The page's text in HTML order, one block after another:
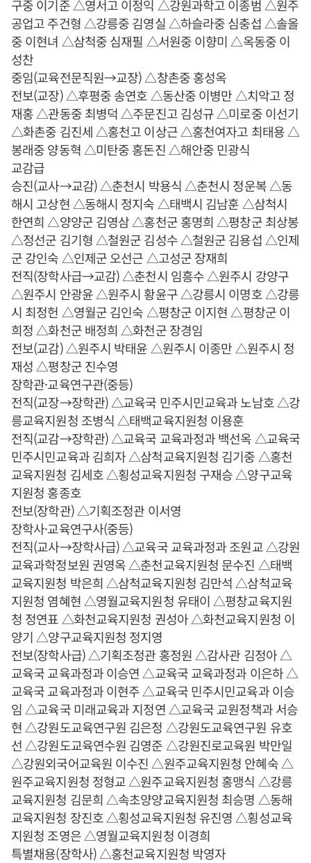
구중 이기준 △영서고 이정익 △강원과학고 이종범 △원주
공업고 주건형 △강릉중 김영실 △하슬라중 심충섭 △솔올
중 이현녀 △삼척중 심재필 △서원중 이향미 △옥동중 이
성찬
중임(교육전문직원→교장) △창촌중 홍성옥
전보(교장) △후평중 송연호 △동산중 이병만 △치악고 정
재홍 △관동중 최병덕 △주문진고 김성규 △미로중 이선기
△화촌중 김진세 △홍천고 이상근 △홍천여자고 최태용 △
봉래중 양동혁 △미탄중 홍돈진 △해안중 민광식
교감급
승진(교사→교감) △춘천시 박용식 △춘천시 정운복 △동
해시 고상현 △동해시 정지숙 △태백시 김남훈 △삼척시
한연희 △양양군 김영삼 △홍천군 홍명희 △평창군 최상봉
△정선군 김기형 △철원군 김성수 △철원군 김용섭 △인제
군 강인숙 △인제군 오선근 △고성군 장재희
전직(장학사급→교감) △춘천시 임흥수 △원주시 강양구
△원주시 안광윤 △원주시 황윤구 △강릉시 이명호 △강릉
시 최정헌 △영월군 김인숙 △평창군 이지현 △평창군 이
희정 △화천군 배정희 △화천군 장경임
전보(교감) △원주시 박태윤 △원주시 이종만 △원주시 정
재성 △평창군 진수영
장학관·교육연구관(중등)
전직(교장→장학관) △교육국 민주시민교육과 노남호 △강
릉교육지원청 조병식 △태백교육지원청 이용훈
전직(교감→장학관) △교육국 교육과정과 백선옥 △교육국
민주시민교육과 김희자 △삼척교육지원청 김기중 △홍천
교육지원청 김세호 △횡성교육지원청 구재승 △양구교육
지원청 홍종호
전보(장학관) △기획조정관 이서영
장학사·교육연구사(중등)
전직(교사→장학사급) △교육국 교육과정과 조원교 △강원
교육과학정보원 권영옥 △춘천교육지원청 문수진 △태백
교육지원청 박은희 △삼척교육지원청 김만석 △삼척교육
지원청 염혜현 △영월교육지원청 유태이 △평창교육지원
청 정연표 △화천교육지원청 권성아 △화천교육지원청 이
양기 △양구교육지원청 정지영
전보(장학사급) △기획조정관 홍정원 △감사관 김정아 △
교육국 교육과정과 이승연 △교육국 교육과정과 이은하 △
교육국 교육과정과 이현주 △교육국 민주시민교육과 이승
임 △교육국 미래교육과 지정연 △교육국 교원정책과 서승
현 △강원도교육연구원 김은정 △강원도교육연구원 유호
선 △강원도교육연수원 김영준 △강원진로교육원 박만일
△강원외국어교육원 이수진 △원주교육지원청 안혜숙 △
원주교육지원청 정형교 △원주교육지원청 홍맹식 △강릉
교육지원청 김문희 △속초양양교육지원청 최승명 △동해
교육지원청 장진호 △횡성교육지원청 유진영 △횡성교육
지원청 조영은 △영월교육지원청 이경희
특별채용(장학사) △홍천교육지원청 박영자